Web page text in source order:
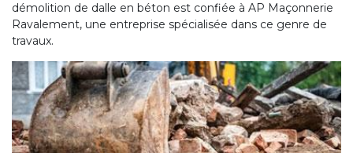
démolition de dalle en béton est confiée à AP Maçonnerie
Ravalement, une entreprise spécialisée dans ce genre de
travaux.